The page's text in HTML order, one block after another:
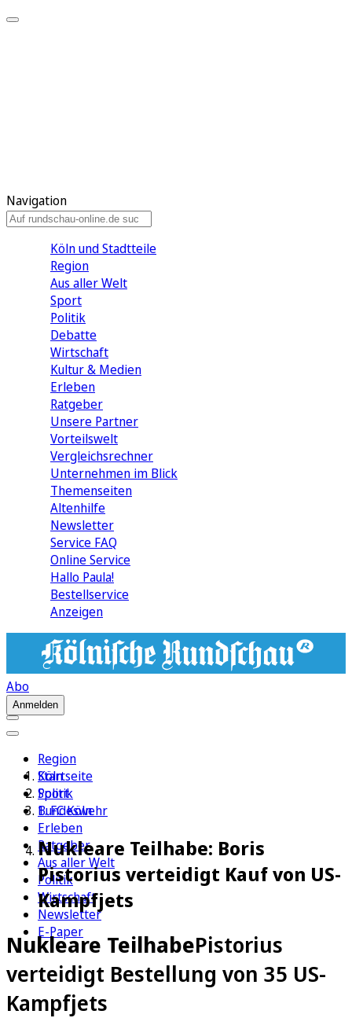
Navigation
Köln und Stadtteile
Region
Aus aller Welt
Sport
Politik
Debatte
Wirtschaft
Kultur & Medien
Erleben
Ratgeber
Unsere Partner
Vorteilswelt
Vergleichsrechner
Unternehmen im Blick
Themenseiten
Altenhilfe
Newsletter
Service FAQ
Online Service
Hallo Paula!
Bestellservice
Anzeigen
Abo
Anmelden
Region
Köln
Sport
1. FC Köln
Erleben
Ratgeber
Aus aller Welt
Politik
Wirtschaft
Newsletter
E-Paper
Startseite
Politik
Bundeswehr
Nukleare Teilhabe: Boris
Pistorius verteidigt Kauf von US-
Kampfjets
Nukleare TeilhabePistorius
verteidigt Bestellung von 35 US-
Kampfjets